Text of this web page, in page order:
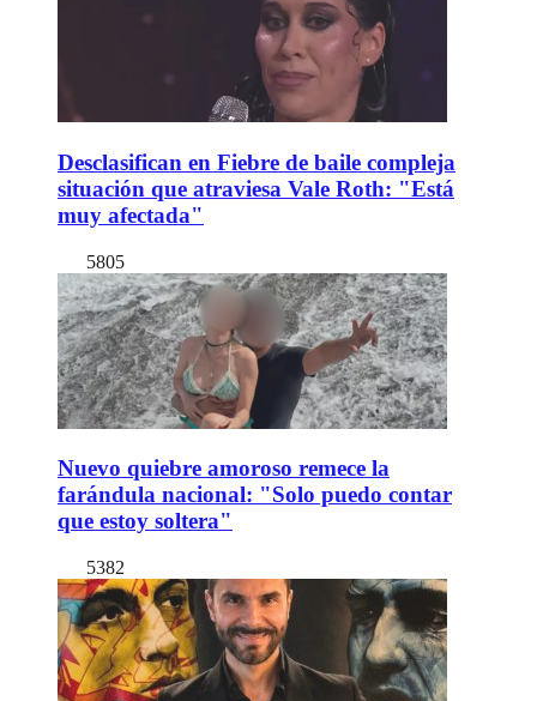
Desclasifican en Fiebre de baile compleja
situación que atraviesa Vale Roth: "Está
muy afectada"
5805
Nuevo quiebre amoroso remece la
farándula nacional: "Solo puedo contar
que estoy soltera"
5382